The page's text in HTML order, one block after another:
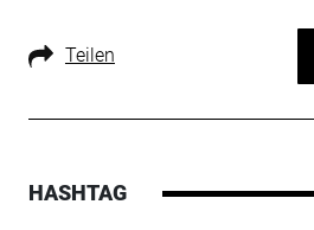
Teilen
HASHTAG